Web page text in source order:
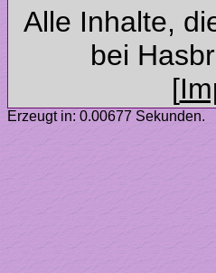
Alle Inhalte,
Erzeugt in: 0.00677 Sekunden.